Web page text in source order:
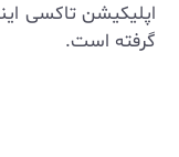
اپلیکیشن تاکسی
گرفته است.